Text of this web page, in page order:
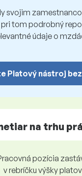
svojim
tom podrobný
údaje o
Platový nástroj
na trhu
pozícia
v rebríčku výšky platov